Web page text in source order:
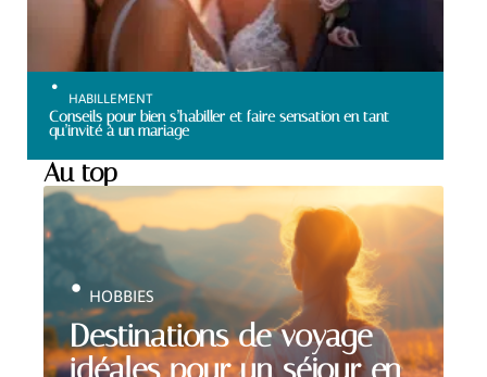
HABILLEMENT
Conseils pour bien s’habiller et faire sensation en tant
qu’invité à un mariage
Au top
Destinations de voyage
HOBBIES